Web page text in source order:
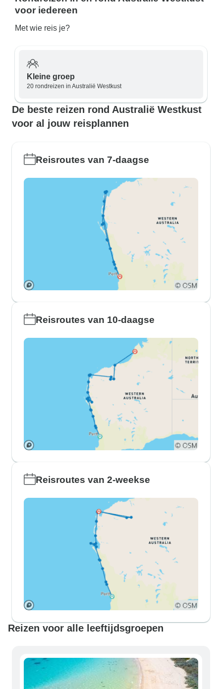
voor iedereen
Met wie reis je?
Kleine groep
20 rondreizen in Australië Westkust
De beste reizen rond Australië Westkust
voor al jouw reisplannen
Reisroutes van 7-daagse
Reisroutes van 10-daagse
Reisroutes van 2-weekse
Reizen voor alle leeftijdsgroepen